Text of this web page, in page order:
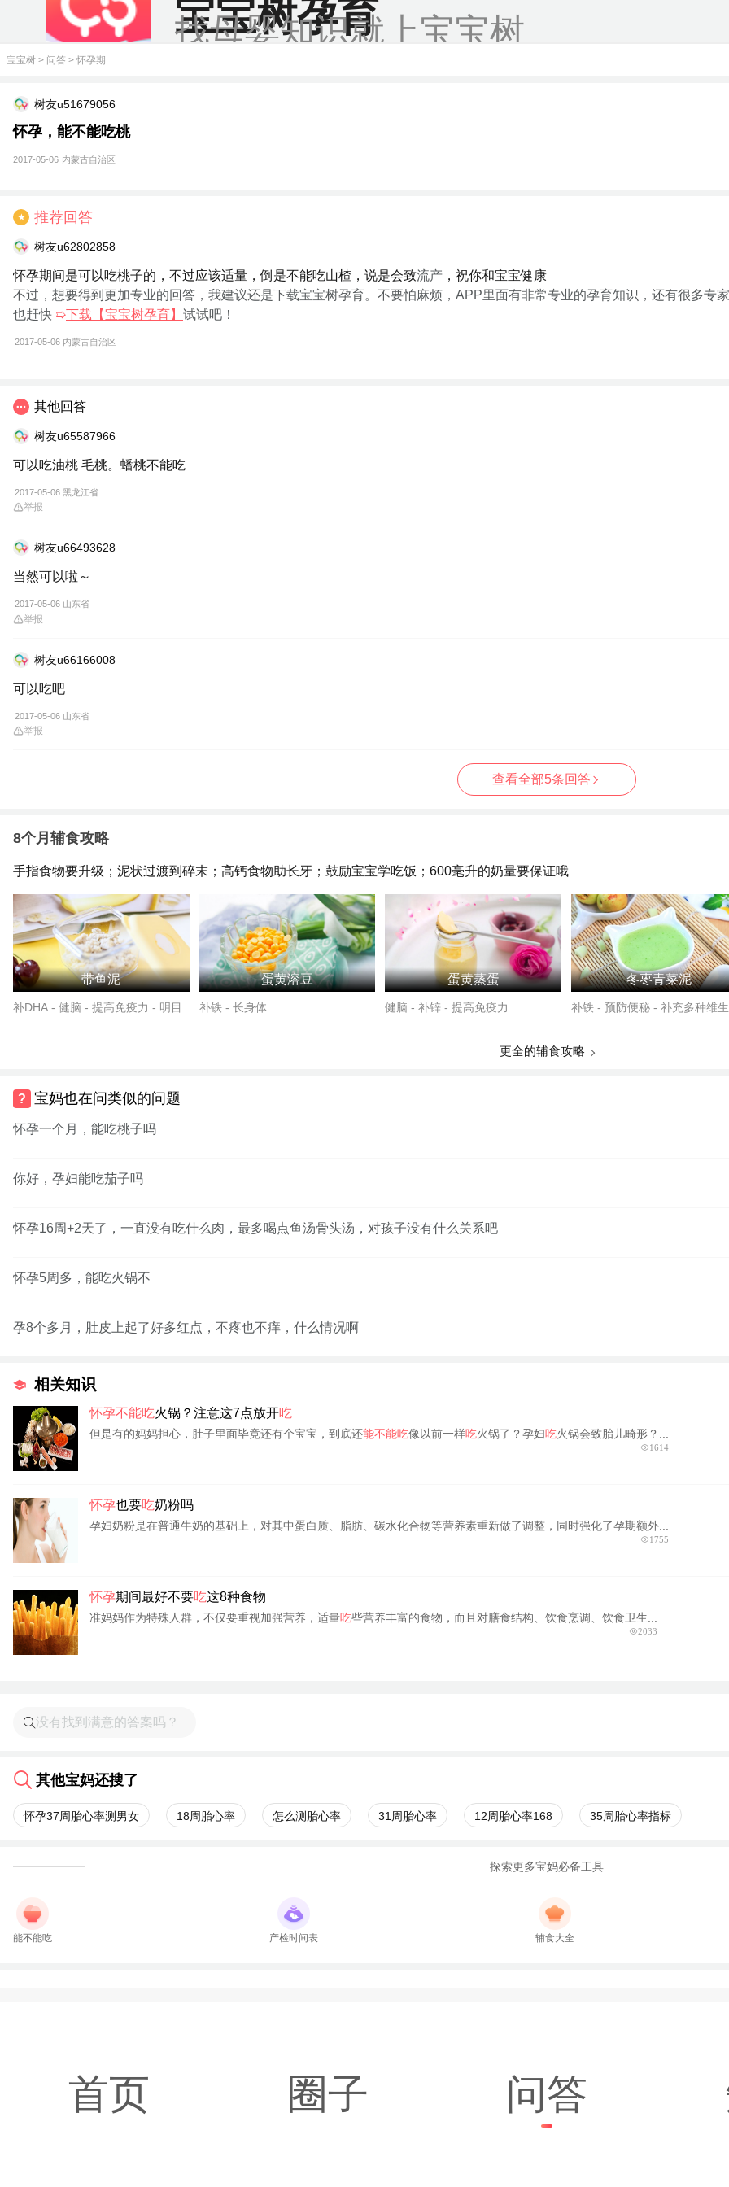
宝宝树孕育
找母婴知识就上宝宝树
宝宝树 > 问答 > 怀孕期
树友u51679056
怀孕，能不能吃桃
2017-05-06 内蒙古自治区
★ 推荐回答
树友u62802858
怀孕期间是可以吃桃子的，不过应该适量，倒是不能吃山楂，说是会致流产 ，祝你和宝宝健康
不过，想要得到更加专业的回答，我建议还是下载宝宝树孕育。不要怕麻烦，APP里面有非常专业的孕育知识，还有很多专
也赶快 ➯下载【宝宝树孕育】 试试吧！
2017-05-06 内蒙古自治区
其他回答
树友u65587966
可以吃油桃 毛桃。蟠桃不能吃
2017-05-06 黑龙江省
举报
树友u66493628
当然可以啦～
2017-05-06 山东省
举报
树友u66166008
可以吃吧
2017-05-06 山东省
举报
查看全部5条回答
8个月辅食攻略
手指食物要升级；泥状过渡到碎末；高钙食物助长牙；鼓励宝宝学吃饭；600毫升的奶量要保证哦
带鱼泥
补DHA - 健脑 - 提高免疫力 - 明目
蛋黄溶豆
补铁 - 长身体
蛋黄蒸蛋
健脑 - 补锌 - 提高免疫力
冬枣青菜泥
补铁 - 预防便秘 - 补充多种维
更全的辅食攻略
宝妈也在问类似的问题
怀孕一个月，能吃桃子吗
你好，孕妇能吃茄子吗
怀孕16周+2天了，一直没有吃什么肉，最多喝点鱼汤骨头汤，对孩子没有什么关系吧
怀孕5周多，能吃火锅不
孕8个多月，肚皮上起了好多红点，不疼也不痒，什么情况啊
相关知识
怀孕不能吃火锅？注意这7点放开吃
但是有的妈妈担心，肚子里面毕竟还有个宝宝，到底还能不能吃像以前一样吃火锅了？孕妇吃火锅会致胎儿畸形？...
1614
怀孕也要吃奶粉吗
孕妇奶粉是在普通牛奶的基础上，对其中蛋白质、脂肪、碳水化合物等营养素重新做了调整，同时强化了孕期额外...
1755
怀孕期间最好不要吃这8种食物
准妈妈作为特殊人群，不仅要重视加强营养，适量吃些营养丰富的食物，而且对膳食结构、饮食烹调、饮食卫生...
2033
其他宝妈还搜了
怀孕37周胎心率测男女 18周胎心率 怎么测胎心率 31周胎心率 12周胎心率168 35周胎心率指标
探索更多宝妈必备工具
能不能吃 产检时间表 辅食大全
首页 圈子 问答